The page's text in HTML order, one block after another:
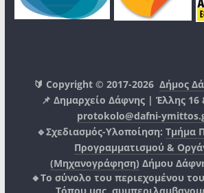
🔰 Copyright © 2017-2026Δήμος
📌 Δημαρχείο Δάφνης | Έλλης 16
protokolo@dafni-
🔹Σχεδιασμός-Υλοποίηση: Τμήμα
Προγραμματισμού &
(Μηχανογράφηση) Δήμου
🔸Το σύνολο του περιεχομένου